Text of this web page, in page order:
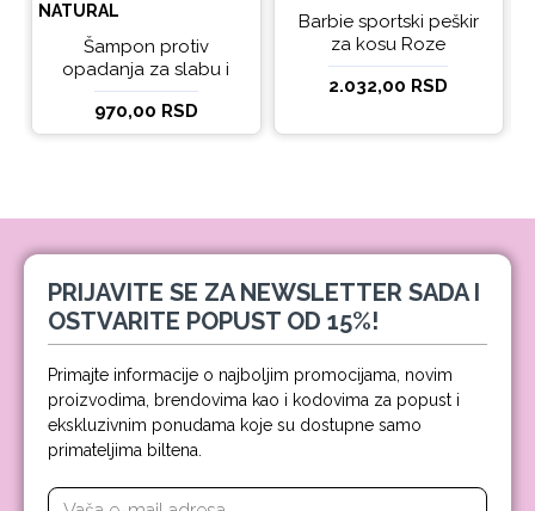
NATURAL
Šampon protiv
opadanja za slabu i
tanku kosu beBio
natural 300ml
970,00 RSD
Barbie sportski peškir
za kosu Roze
2.032,00 RSD
PRIJAVITE SE ZA NEWSLETTER SADA I
OSTVARITE POPUST OD 15%!
Primajte informacije o najboljim promocijama, novim
proizvodima, brendovima kao i kodovima za popust i
ekskluzivnim ponudama koje su dostupne samo
primateljima biltena.